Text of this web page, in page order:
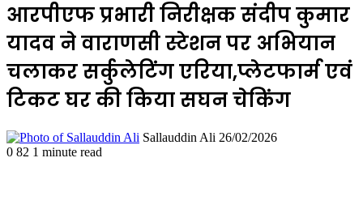
आरपीएफ प्रभारी निरीक्षक संदीप कुमार
यादव ने वाराणसी स्टेशन पर अभियान
चलाकर सर्कुलेटिंग एरिया,प्लेटफार्म एवं
टिकट घर की किया सघन चेकिंग
Sallauddin Ali Send
26/02/2026
0 82 1 minute read